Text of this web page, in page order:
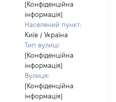
[Конфіденційна
інформація]
Населений пункт:
Київ / Україна
Тип вулиці:
[Конфіденційна
інформація]
Вулиця:
[Конфіденційна
інформація]